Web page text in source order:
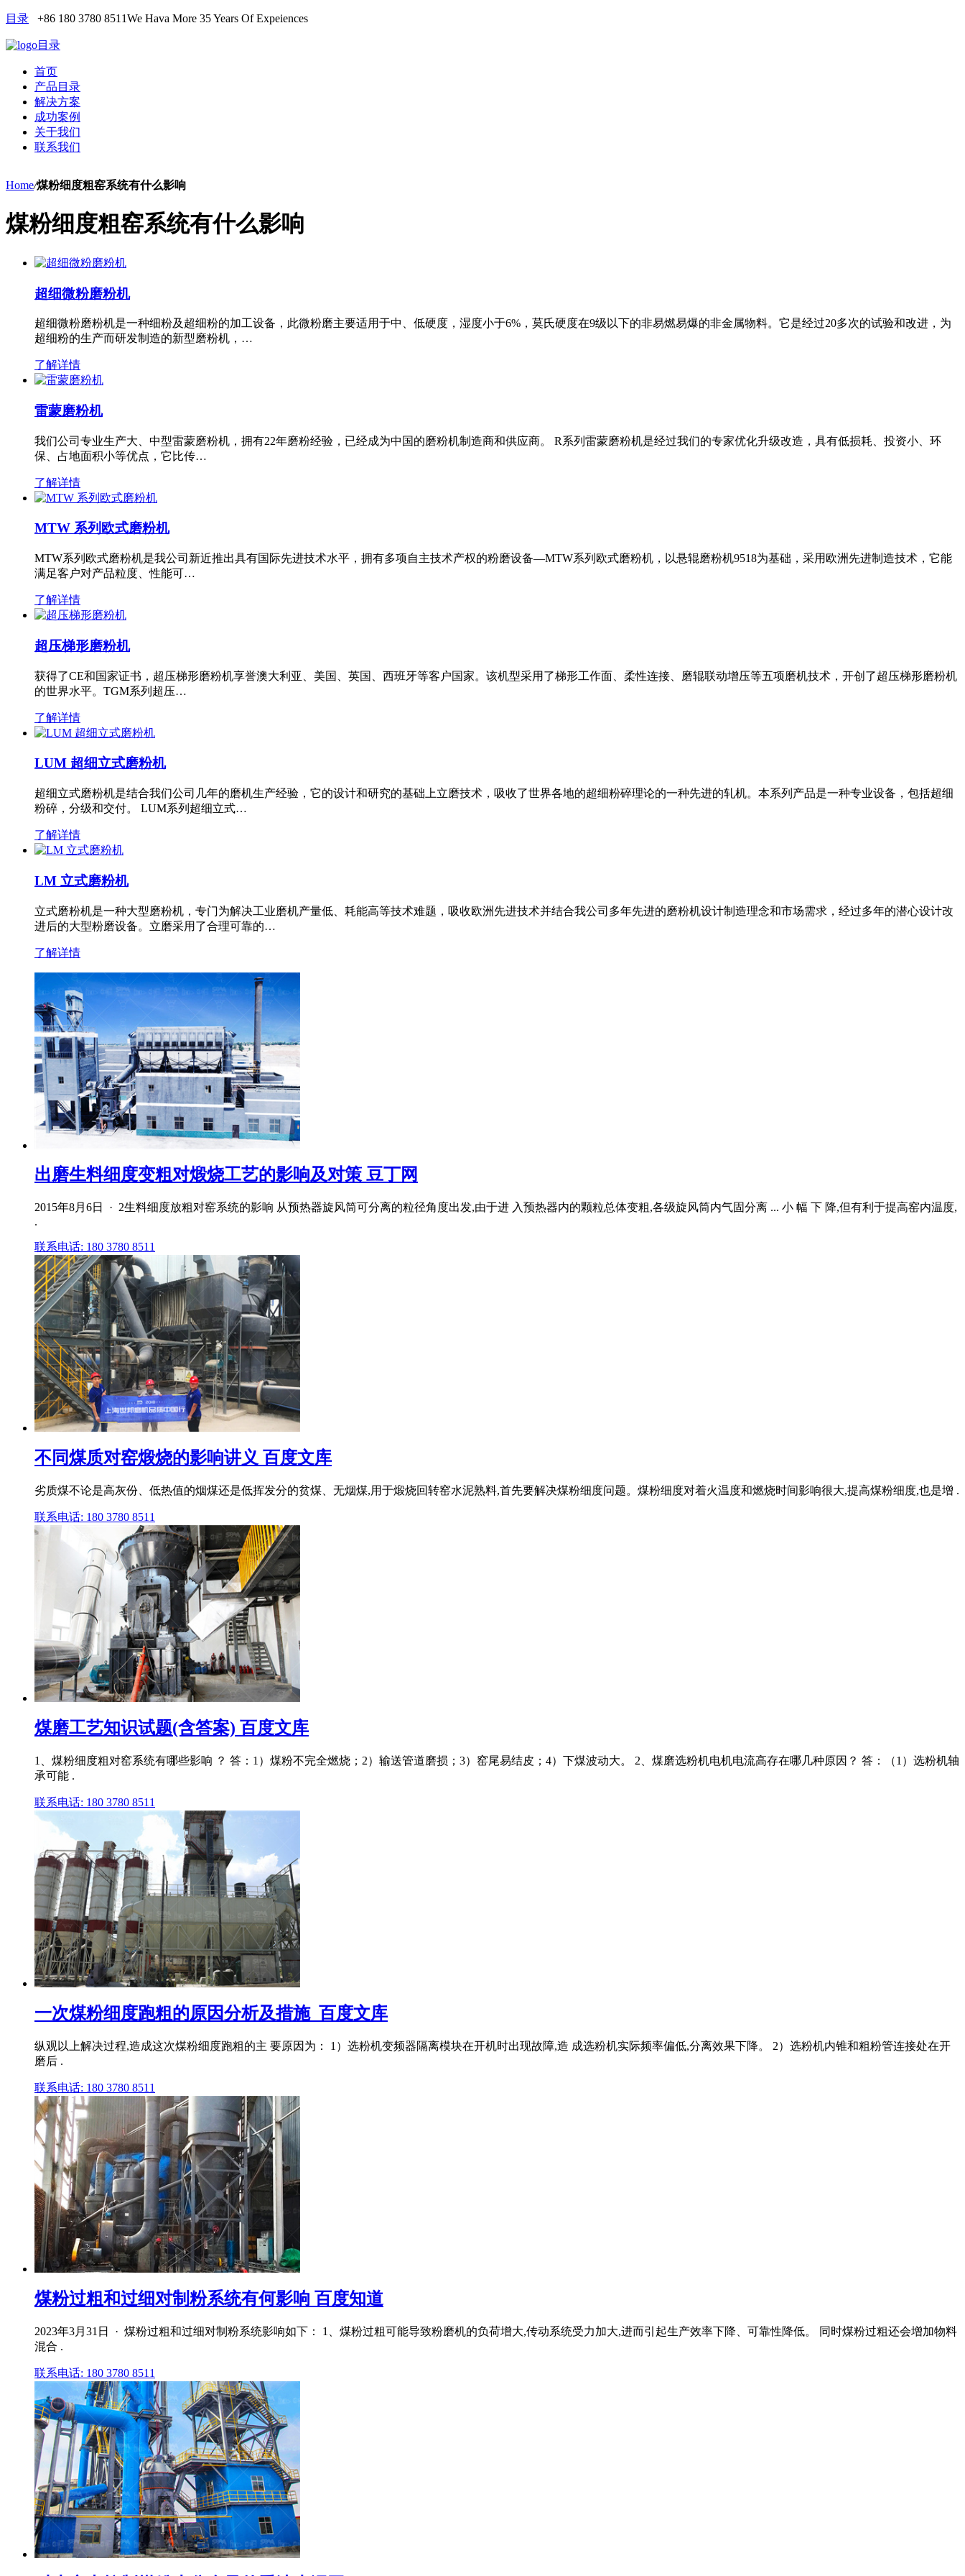
目录 +86 180 3780 8511We Hava More 35 Years Of Expeiences
目录
首页
产品目录
解决方案
成功案例
关于我们
联系我们
Home/煤粉细度粗窑系统有什么影响
煤粉细度粗窑系统有什么影响
超细微粉磨粉机
超细微粉磨粉机是一种细粉及超细粉的加工设备，此微粉磨主要适用于中、低硬度，湿度小于6%，莫氏硬度在9级以下的非易燃易爆的非金属物料。它是经过20多次的试验和改进，为
超细粉的生产而研发制造的新型磨粉机，…
了解详情
雷蒙磨粉机
我们公司专业生产大、中型雷蒙磨粉机，拥有22年磨粉经验，已经成为中国的磨粉机制造商和供应商。 R系列雷蒙磨粉机是经过我们的专家优化升级改造，具有低损耗、投资小、环
保、占地面积小等优点，它比传…
了解详情
MTW 系列欧式磨粉机
MTW系列欧式磨粉机是我公司新近推出具有国际先进技术水平，拥有多项自主技术产权的粉磨设备—MTW系列欧式磨粉机，以悬辊磨粉机9518为基础，采用欧洲先进制造技术，它能
满足客户对产品粒度、性能可…
了解详情
超压梯形磨粉机
获得了CE和国家证书，超压梯形磨粉机享誉澳大利亚、美国、英国、西班牙等客户国家。该机型采用了梯形工作面、柔性连接、磨辊联动增压等五项磨机技术，开创了超压梯形磨粉机
的世界水平。TGM系列超压…
了解详情
LUM 超细立式磨粉机
超细立式磨粉机是结合我们公司几年的磨机生产经验，它的设计和研究的基础上立磨技术，吸收了世界各地的超细粉碎理论的一种先进的轧机。本系列产品是一种专业设备，包括超细
粉碎，分级和交付。 LUM系列超细立式…
了解详情
LM 立式磨粉机
立式磨粉机是一种大型磨粉机，专门为解决工业磨机产量低、耗能高等技术难题，吸收欧洲先进技术并结合我公司多年先进的磨粉机设计制造理念和市场需求，经过多年的潜心设计改
进后的大型粉磨设备。立磨采用了合理可靠的…
了解详情
出磨生料细度变粗对煅烧工艺的影响及对策 豆丁网
2015年8月6日 · 2生料细度放粗对窑系统的影响 从预热器旋风筒可分离的粒径角度出发,由于进 入预热器内的颗粒总体变粗,各级旋风筒内气固分离 ... 小 幅 下 降,但有利于提高窑内温度,
.
联系电话: 180 3780 8511
不同煤质对窑煅烧的影响讲义 百度文库
劣质煤不论是高灰份、低热值的烟煤还是低挥发分的贫煤、无烟煤,用于煅烧回转窑水泥熟料,首先要解决煤粉细度问题。煤粉细度对着火温度和燃烧时间影响很大,提高煤粉细度,也是增 .
联系电话: 180 3780 8511
煤磨工艺知识试题(含答案) 百度文库
1、煤粉细度粗对窑系统有哪些影响 ？ 答：1）煤粉不完全燃烧；2）输送管道磨损；3）窑尾易结皮；4）下煤波动大。 2、煤磨选粉机电机电流高存在哪几种原因？ 答：（1）选粉机轴
承可能 .
联系电话: 180 3780 8511
一次煤粉细度跑粗的原因分析及措施_百度文库
纵观以上解决过程,造成这次煤粉细度跑粗的主 要原因为： 1）选粉机变频器隔离模块在开机时出现故障,造 成选粉机实际频率偏低,分离效果下降。 2）选粉机内锥和粗粉管连接处在开
磨后 .
联系电话: 180 3780 8511
煤粉过粗和过细对制粉系统有何影响 百度知道
2023年3月31日 · 煤粉过粗和过细对制粉系统影响如下： 1、煤粉过粗可能导致粉磨机的负荷增大,传动系统受力加大,进而引起生产效率下降、可靠性降低。 同时煤粉过粗还会增加物料
混合 .
联系电话: 180 3780 8511